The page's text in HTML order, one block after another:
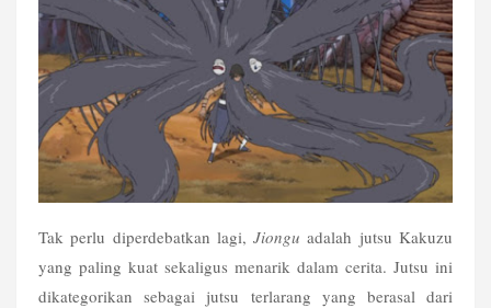
Tak perlu diperdebatkan lagi, Jiongu adalah jutsu Kakuzu
yang paling kuat sekaligus menarik dalam cerita. Jutsu ini
dikategorikan sebagai jutsu terlarang yang berasal dari